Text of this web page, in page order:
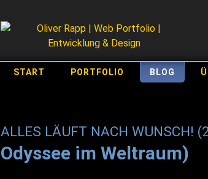
START PORTFOLIO BLOG
ALLES LÄUFT NACH WUNSCH!
Odyssee im Weltraum)